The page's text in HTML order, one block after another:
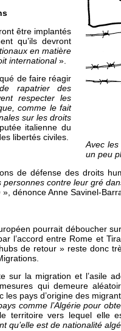
être implantés
qu’ils devront
en matière
international».
de faire réagir
rapatrier des
respecter les
comme le fait
sur les droits
italienne du
libertés civiles.
Avec les
un peu
de défense des droits
contre leur gré
», dénonce Anne Savinel-
pourrait déboucher
l’accord entre Rome et
de retour » reste donc
sur la migration et l’asile
qui demeure
pays d’origine des
comme l’Algérie pour
territoire vers lequel elle
qu’elle est de nationalité